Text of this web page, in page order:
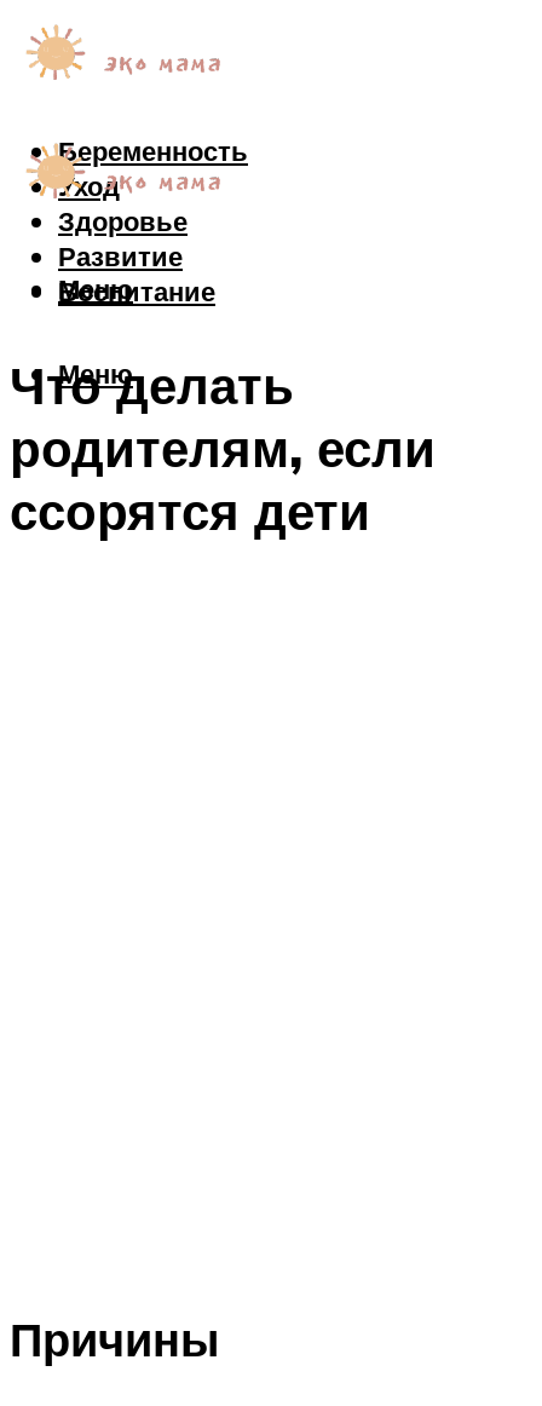
Беременность
Уход
Здоровье
Развитие
Воспитание
Меню
Меню
Что делать
родителям, если
ссорятся дети
Причины